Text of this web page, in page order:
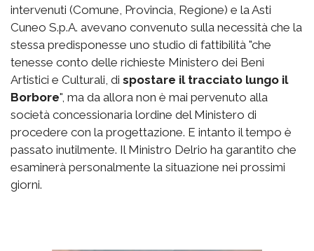
intervenuti (Comune, Provincia, Regione) e la Asti
Cuneo S.p.A. avevano convenuto sulla necessità che la
stessa predisponesse uno studio di fattibilità "che
tenesse conto delle richieste Ministero dei Beni
Artistici e Culturali, di spostare il tracciato lungo il
Borbore", ma da allora non è mai pervenuto alla
società concessionaria lordine del Ministero di
procedere con la progettazione. E intanto il tempo è
passato inutilmente. Il Ministro Delrio ha garantito che
esaminerà personalmente la situazione nei prossimi
giorni.